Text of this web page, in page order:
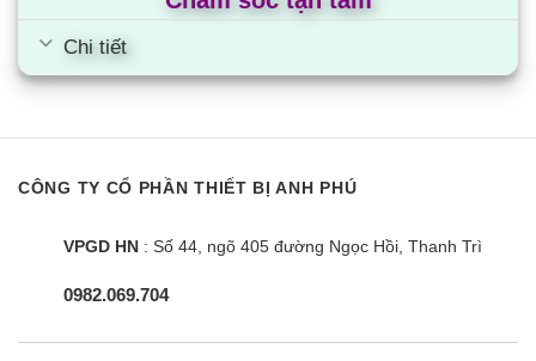
Thông tin thương hiệu
thành lập vào năm 1870. Dòng tủ lạnh 6 cánh Mitsubishi là
dòng siêu sang trọng, được sản xuất tại Nhật Bản, đáp ứng
Chi tiết
CÔNG TY CỔ PHẦN THIẾT BỊ ANH PHÚ
VPGD HN : Số 44, ngõ 405 đường Ngọc Hồi, Thanh Trì
0982.069.704